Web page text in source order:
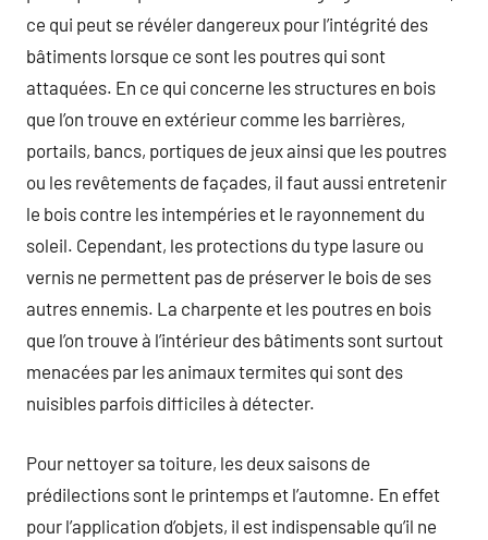
ce qui peut se révéler dangereux pour l’intégrité des
bâtiments lorsque ce sont les poutres qui sont
attaquées. En ce qui concerne les structures en bois
que l’on trouve en extérieur comme les barrières,
portails, bancs, portiques de jeux ainsi que les poutres
ou les revêtements de façades, il faut aussi entretenir
le bois contre les intempéries et le rayonnement du
soleil. Cependant, les protections du type lasure ou
vernis ne permettent pas de préserver le bois de ses
autres ennemis. La charpente et les poutres en bois
que l’on trouve à l’intérieur des bâtiments sont surtout
menacées par les animaux termites qui sont des
nuisibles parfois difficiles à détecter.
Pour nettoyer sa toiture, les deux saisons de
prédilections sont le printemps et l’automne. En effet
pour l’application d’objets, il est indispensable qu’il ne